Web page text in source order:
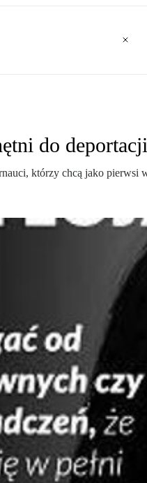
do deportacji
którzy chcą jako